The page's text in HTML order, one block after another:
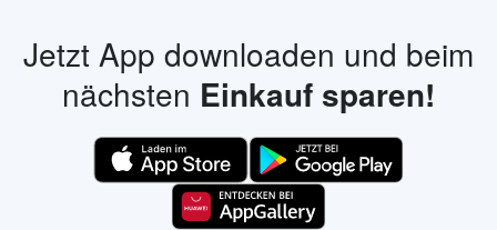
Jetzt App downloaden und beim
nächsten Einkauf sparen!